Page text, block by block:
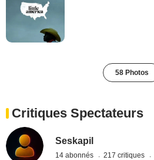
58 Photos
Critiques Spectateurs
Seskapil
14 abonnés 217 critiques